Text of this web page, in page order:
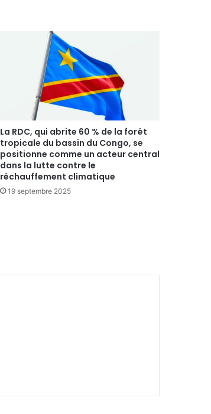
La RDC, qui abrite 60 % de la forêt
tropicale du bassin du Congo, se
positionne comme un acteur central
dans la lutte contre le
réchauffement climatique
19 septembre 2025